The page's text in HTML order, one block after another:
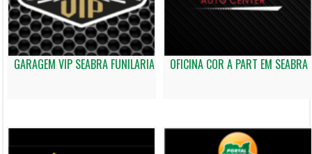
GARAGEM VIP SEABRA FUNILARIA OFICINA COR A PART EM SEABRA